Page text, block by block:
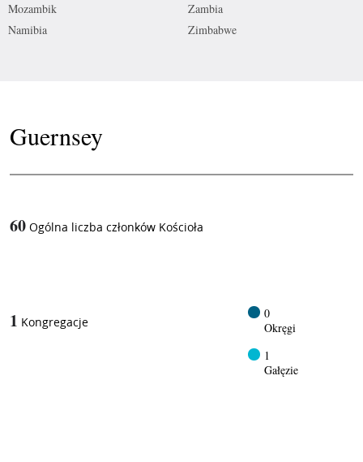
Mozambik
Namibia
Zambia
Zimbabwe
Guernsey
60 Ogólna liczba członków Kościoła
1 Kongregacje
0
Okręgi
1
Gałęzie